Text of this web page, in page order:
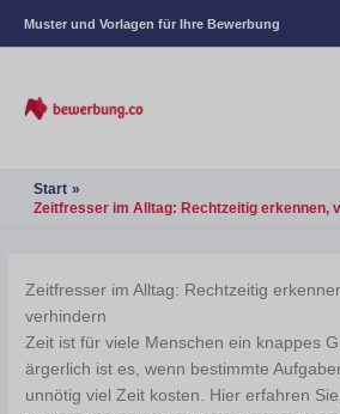
Muster und Vorlagen für Ihre Bewerbung
Start
Zeitfresser im Alltag: Rechtzeitig erkennen,
Zeitfresser im Alltag: Rechtzeitig
verhindern
Zeit ist für viele Menschen ein knappes
ärgerlich ist es, wenn bestimmte
unnötig viel Zeit kosten. Hier erfahren